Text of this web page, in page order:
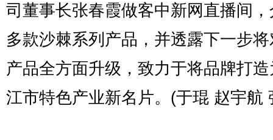
司董事长张春霞做客中新网直播间
多款沙棘系列产品，并透露下一步
产品全方面升级，致力于将品牌打
江市特色产业新名片。(于琨 赵宇航